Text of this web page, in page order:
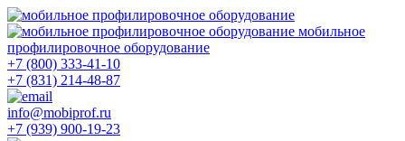
мобильное
профилировочное оборудование
+7 (800) 333-41-10
+7 (831) 214-48-87
info@mobiprof.ru
+7 (939) 900-19-23